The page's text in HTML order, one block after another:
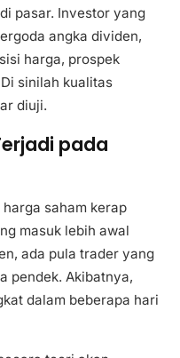
pasar. Investor yang
angka dividen,
harga, prospek
sinilah kualitas
diuji.
pada
saham kerap
masuk lebih awal
ada pula trader yang
pendek. Akibatnya,
dalam beberapa hari